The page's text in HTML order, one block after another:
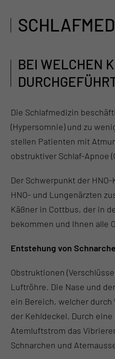
BEI WELCHEN
Die Schlafmedizin
(Hypersomnie) und zu
stellen Patienten mit
obstruktiver Schlaf-Apnoe
Der Schwerpunkt der
HNO- und Lungenärzten
Käßner in Cottbus, der in
bekommen und Ihnen alle
Entstehung von
Obstruktionen
Luftröhre. Die Nase und
ein Bereich, welcher
der Kehldeckel. Durch
Atemluftstrom das
Schnarchen und